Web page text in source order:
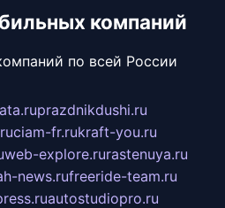
компаний
по всей России
prazdnikdushi.ru
ciam-fr.rukraft-you.ru
web-explore.rurastenuya.ru
news.rufreeride-team.ru
autostudiopro.ru